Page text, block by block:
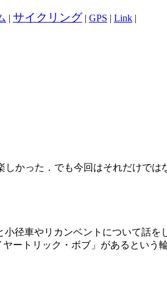
| サイクリング | GPS | Link |
しかった．でも今回はそれだけでは
径車やリカンベントについて話を
ートリック・ボブ」があるという輪